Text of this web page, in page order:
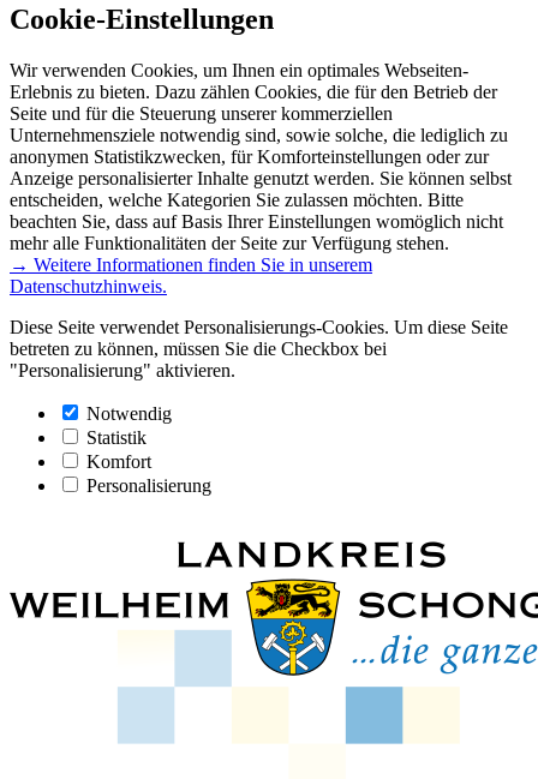
Cookie-Einstellungen
Wir verwenden Cookies, um Ihnen ein optimales Webseiten-
Erlebnis zu bieten. Dazu zählen Cookies, die für den Betrieb der
Seite und für die Steuerung unserer kommerziellen
Unternehmensziele notwendig sind, sowie solche, die lediglich zu
anonymen Statistikzwecken, für Komforteinstellungen oder zur
Anzeige personalisierter Inhalte genutzt werden. Sie können selbst
entscheiden, welche Kategorien Sie zulassen möchten. Bitte
beachten Sie, dass auf Basis Ihrer Einstellungen womöglich nicht
mehr alle Funktionalitäten der Seite zur Verfügung stehen.
→ Weitere Informationen finden Sie in unserem
Datenschutzhinweis.
Diese Seite verwendet Personalisierungs-Cookies. Um diese Seite
betreten zu können, müssen Sie die Checkbox bei
"Personalisierung" aktivieren.
Notwendig
Statistik
Komfort
Personalisierung